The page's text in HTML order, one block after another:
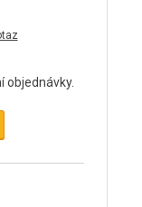
objednávky.